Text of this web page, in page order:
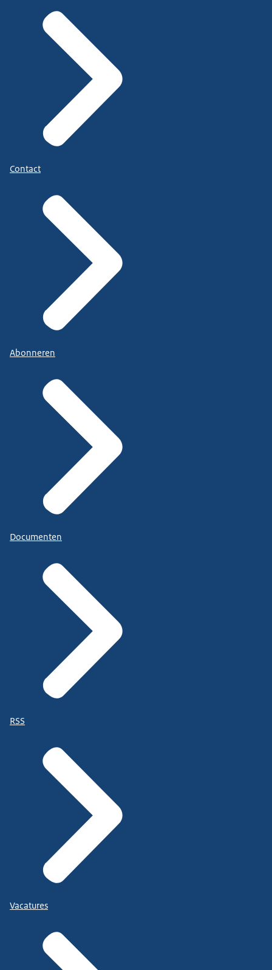
Contact
Abonneren
Documenten
RSS
Vacatures